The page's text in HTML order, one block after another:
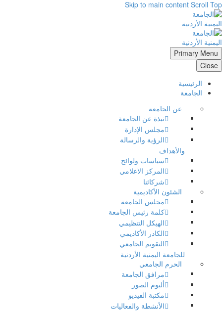
Skip to main content Scroll Top
Primary Menu
Close
الرئيسية
الجامعة
عن الجامعة
نبذة عن الجامعة
مجلس الإدارة
الرؤية والرسالة
والأهداف
سياسات ولوائح
المركز الاعلامي
شركائنا
الشئون الأكاديمية
مجلس الجامعة
كلمة رئيس الجامعة
الهيكل التنظيمي
الكادر الأكاديمي
التقويم الجامعي
للجامعة اليمنية الأردنية
الحرم الجامعي
مرافق الجامعة
ألبوم الصور
مكتبة الفيديو
الأنشطة والفعاليات